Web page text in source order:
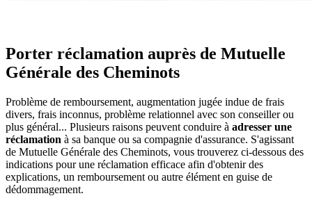
Porter réclamation auprès de Mutuelle
Générale des Cheminots
Problème de remboursement, augmentation jugée indue de frais
divers, frais inconnus, problème relationnel avec son conseiller ou
plus général... Plusieurs raisons peuvent conduire à adresser une
réclamation à sa banque ou sa compagnie d'assurance. S'agissant
de Mutuelle Générale des Cheminots, vous trouverez ci-dessous des
indications pour une réclamation efficace afin d'obtenir des
explications, un remboursement ou autre élément en guise de
dédommagement.